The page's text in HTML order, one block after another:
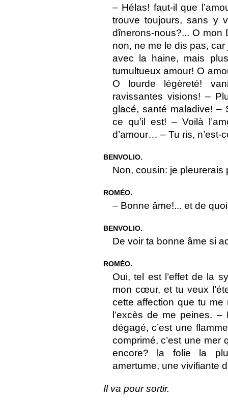
– Hélas! faut-il que
trouve toujours, sans y
dînerons-nous?... O mon
non, ne me le dis pas,
avec la haine, mais
tumultueux amour! O
O lourde légèreté!
ravissantes visions! –
glacé, santé maladive! –
ce qu’il est! – Voilà
d’amour… – Tu ris, n’est-
BENVOLIO.
Non, cousin: je pleurerais
ROMÉO.
– Bonne âme!... et de
BENVOLIO.
De voir ta bonne âme si
ROMÉO.
Oui, tel est l’effet de la
mon cœur, et tu veux
cette affection que tu
l’excès de me peines.
dégagé, c’est une
comprimé, c’est une mer
encore? la folie la
amertume, une vivifiante
Il va pour sortir.